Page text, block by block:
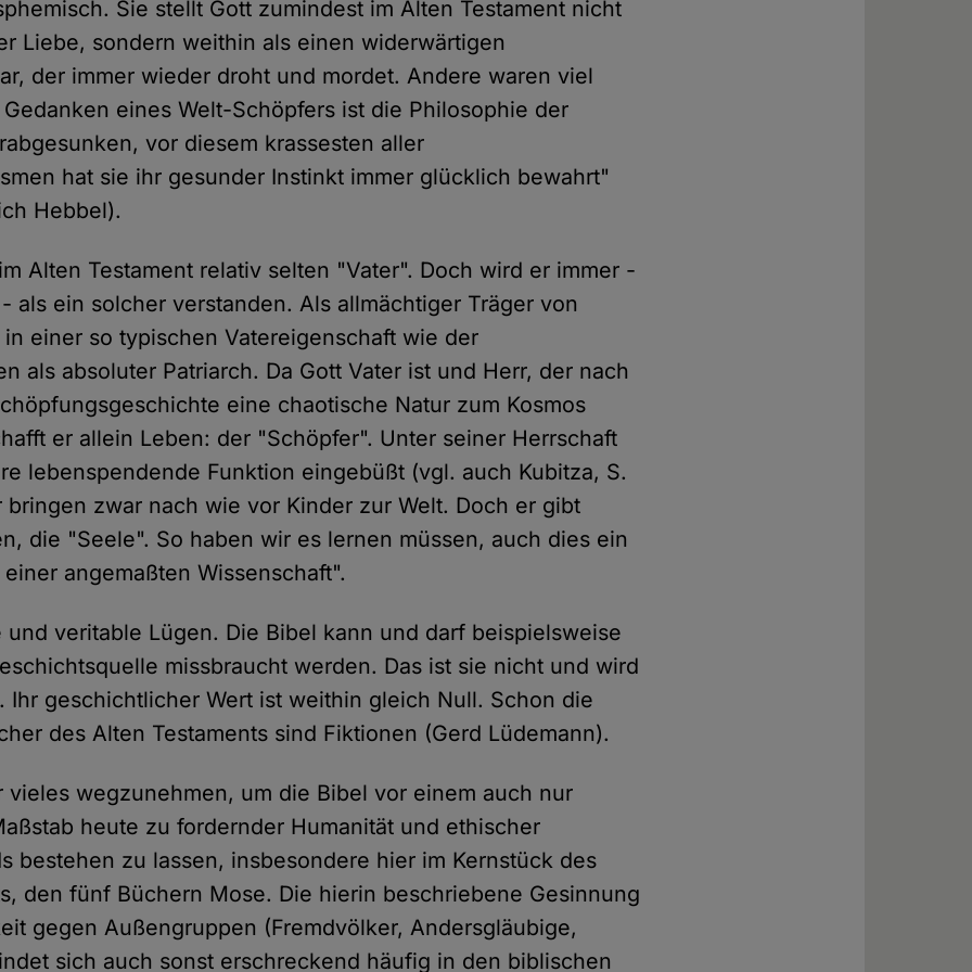
Sie stellt Gott zumindest im Alten Testament nicht
Liebe, sondern weithin als einen widerwärtigen
der immer wieder droht und mordet. Andere waren viel
eines Welt-Schöpfers ist die Philosophie der
vor diesem krassesten aller
hat sie ihr gesunder Instinkt immer glücklich bewahrt"
Hebbel).
Alten Testament relativ selten "Vater". Doch wird er immer -
als ein solcher verstanden. Als allmächtiger Träger von
einer so typischen Vatereigenschaft wie der
als absoluter Patriarch. Da Gott Vater ist und Herr, der nach
eine chaotische Natur zum Kosmos
er allein Leben: der "Schöpfer". Unter seiner Herrschaft
lebenspendende Funktion eingebüßt (vgl. auch Kubitza, S.
bringen zwar nach wie vor Kinder zur Welt. Doch er gibt
die "Seele". So haben wir es lernen müssen, auch dies ein
angemaßten Wissenschaft".
und veritable Lügen. Die Bibel kann und darf beispielsweise
missbraucht werden. Das ist sie nicht und wird
Ihr geschichtlicher Wert ist weithin gleich Null. Schon die
des Alten Testaments sind Fiktionen (Gerd Lüdemann).
vieles wegzunehmen, um die Bibel vor einem auch nur
heute zu fordernder Humanität und ethischer
bestehen zu lassen, insbesondere hier im Kernstück des
den fünf Büchern Mose. Die hierin beschriebene Gesinnung
gegen Außengruppen (Fremdvölker, Andersgläubige,
sich auch sonst erschreckend häufig in den biblischen